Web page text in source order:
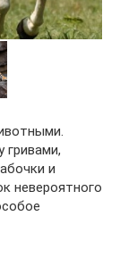
гривами,
и
невероятного